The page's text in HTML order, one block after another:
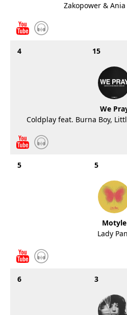
Zakopower &
4 15
We
Coldplay feat. Burna Boy,
5 5
Motyle
Lady
6 3